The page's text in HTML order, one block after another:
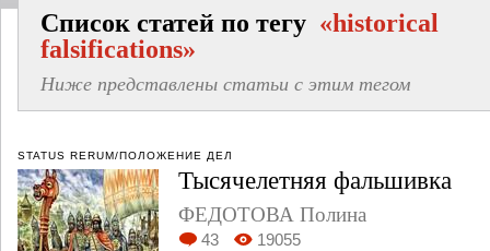
Список статей по тегу «historical
falsifications»
Ниже представлены статьи с этим тегом
STATUS RERUM/ПОЛОЖЕНИЕ ДЕЛ
Тысячелетняя фальшивка
ФЕДОТОВА Полина
43 19055